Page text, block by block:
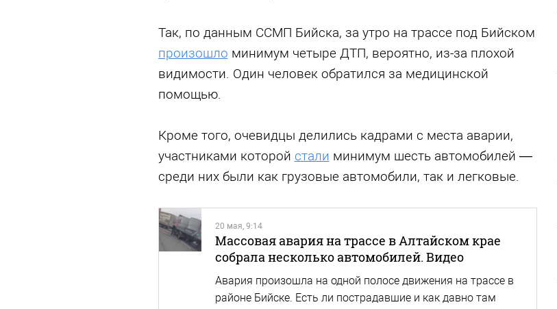
Так, по данным ССМП Бийска, за утро на трассе под Бийском
произошло минимум четыре ДТП, вероятно, из-за плохой
видимости. Один человек обратился за медицинской
помощью.
Кроме того, очевидцы делились кадрами с места аварии,
участниками которой стали минимум шесть автомобилей —
среди них были как грузовые автомобили, так и легковые.
20 мая, 9:14
Массовая авария на трассе в Алтайском крае
собрала несколько автомобилей. Видео
Авария произошла на одной полосе движения на трассе в
районе Бийске. Есть ли пострадавшие и как давно там